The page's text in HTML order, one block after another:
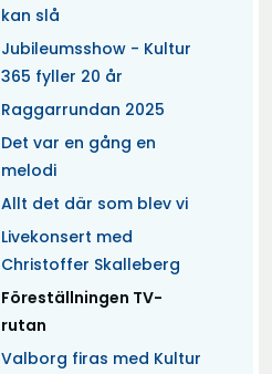
kan slå
Jubileumsshow - Kultur
365 fyller 20 år
Raggarrundan 2025
Det var en gång en
melodi
Allt det där som blev vi
Livekonsert med
Christoffer Skalleberg
Föreställningen TV-
rutan
(Aktuell)
Valborg firas med Kultur